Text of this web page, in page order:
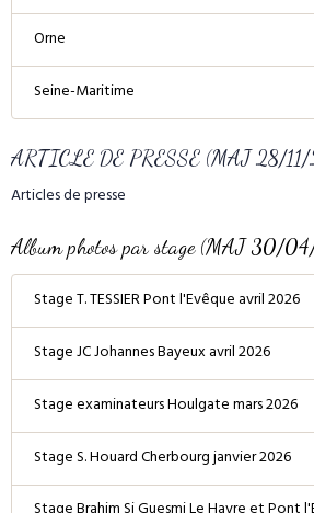
Orne
Seine-Maritime
ARTICLE DE PRESSE (MAJ 28/
Articles de presse
Album photos par stage (MAJ 30/
Stage T. TESSIER Pont l'Evêque avril 2026
Stage JC Johannes Bayeux avril 2026
Stage examinateurs Houlgate mars 2026
Stage S. Houard Cherbourg janvier 2026